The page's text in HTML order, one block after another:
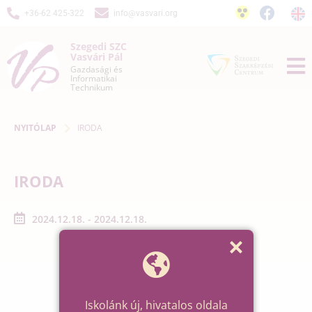
+36-62 425-322 info@vasvari.org
Szegedi SZC
Vasvári Pál
Gazdasági és
Informatikai
Technikum
NYITÓLAP IRODA
IRODA
2024.12.18. - 2024.12.18.
Iskolánk új, hivatalos oldala